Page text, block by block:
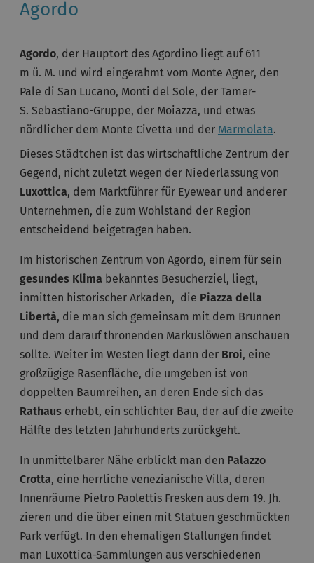
Agordo
Agordo, der Hauptort des Agordino liegt auf 611
m ü. M. und wird eingerahmt vom Monte Agner, den
Pale di San Lucano, Monti del Sole, der Tamer-
S. Sebastiano-Gruppe, der Moiazza, und etwas
nördlicher dem Monte Civetta und der Marmolata.
Dieses Städtchen ist das wirtschaftliche Zentrum der
Gegend, nicht zuletzt wegen der Niederlassung von
Luxottica, dem Marktführer für Eyewear und anderer
Unternehmen, die zum Wohlstand der Region
entscheidend beigetragen haben.
Im historischen Zentrum von Agordo, einem für sein
gesundes Klima bekanntes Besucherziel, liegt,
inmitten historischer Arkaden, die Piazza della
Libertà,die man sich gemeinsam mit dem Brunnen
und dem darauf thronenden Markuslöwen anschauen
sollte. Weiter im Westen liegt dann der Broi, eine
großzügige Rasenfläche, die umgeben ist von
doppelten Baumreihen, an deren Ende sich das
Rathauserhebt, ein schlichter Bau, der auf die zweite
Hälfte des letzten Jahrhunderts zurückgeht.
In unmittelbarer Nähe erblickt man den Palazzo
Crotta, eine herrliche venezianische Villa, deren
Innenräume Pietro Paolettis Fresken aus dem 19. Jh.
zieren und die über einen mit Statuen geschmückten
Park verfügt. In den ehemaligen Stallungen findet
man Luxottica-Sammlungen aus verschiedenen